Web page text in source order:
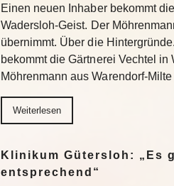
Einen neuen Inhaber bekommt
Wadersloh-Geist. Der
übernimmt. Über die
bekommt die Gärtnerei Vechtel in
Möhrenmann aus Warendorf-
Weiterlesen
Klinikum Gütersloh: „Es
entsprechend“